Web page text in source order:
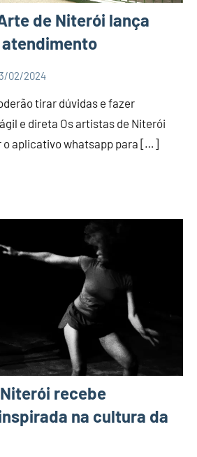
de Niterói lança
atendimento
02/2024
tirar dúvidas e fazer
e direta Os artistas de Niterói
o aplicativo whatsapp para […]
recebe
na cultura da